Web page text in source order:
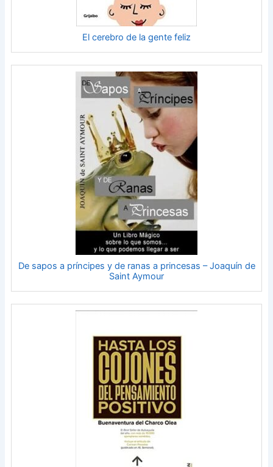
El cerebro de la gente feliz
De sapos a príncipes y de ranas a princesas – Joaquín de
Saint Aymour